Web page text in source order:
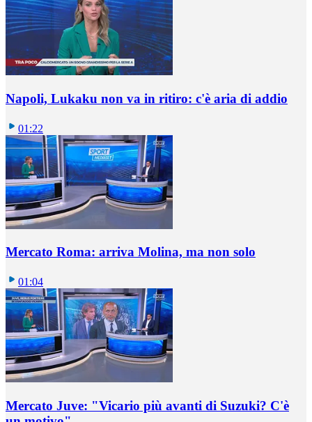
Napoli, Lukaku non va in ritiro: c'è aria di addio
01:22
Mercato Roma: arriva Molina, ma non solo
01:04
Mercato Juve: "Vicario più avanti di Suzuki? C'è